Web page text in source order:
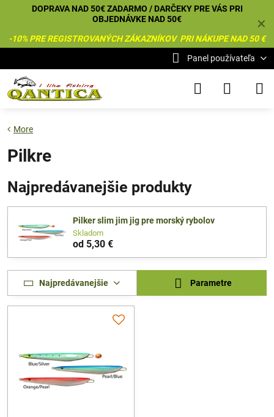
✕
DOPRAVA NAD 50€ ZADARMO / DARČEKY PRE VÁS PRI
OBJEDNÁVKE NAD 50€
-10% PRE REGISTROVANÝCH ZÁKAZNÍKOV PRI NÁKUPE NAD 50 €
Panel používateľa
More
Pilkre
Najpredávanejšie produkty
Pilker slim jim jig pre morský rybolov
Skladom
od 5,30 €
Najpredávanejšie Parametre